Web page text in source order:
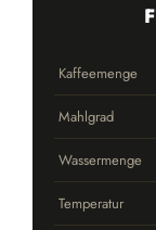
Kaffeemenge
Mahlgrad
Wassermenge
Temperatur